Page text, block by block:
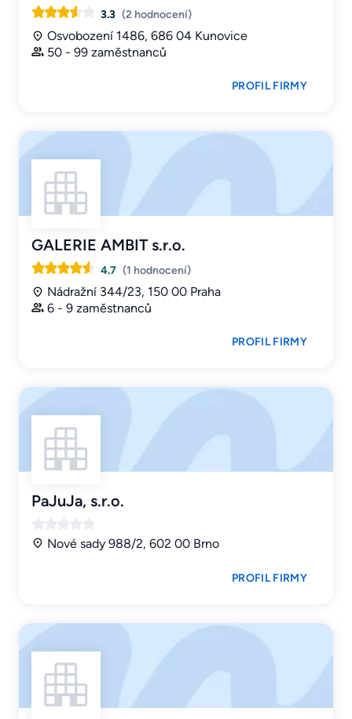
3.3 (2 hodnocení)
Osvobození 1486, 686 04 Kunovice
50 - 99 zaměstnanců
PROFIL FIRMY
GALERIE AMBIT s.r.o.
4.7 (1 hodnocení)
Nádražní 344/23, 150 00 Praha
6 - 9 zaměstnanců
PROFIL FIRMY
PaJuJa, s.r.o.
Nové sady 988/2, 602 00 Brno
PROFIL FIRMY